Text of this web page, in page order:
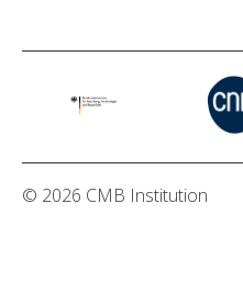
© 2026 CMB Institution